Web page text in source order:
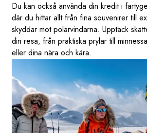
Du kan också använda din kredit i
där du hittar allt från fina souvenirer till
skyddar mot polarvindarna. Upptäck
din resa, från praktiska prylar till
eller dina nära och kära.